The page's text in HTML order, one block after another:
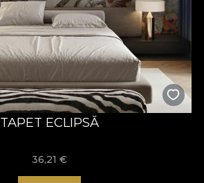
TAPET ECLIPSĂ
36,21 €